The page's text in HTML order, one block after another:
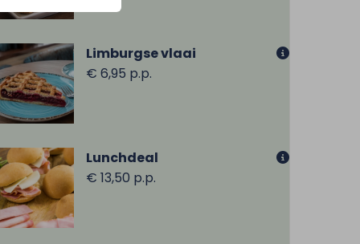
Limburgse vlaai
€ 6,95 p.p.
Lunchdeal
€ 13,50 p.p.